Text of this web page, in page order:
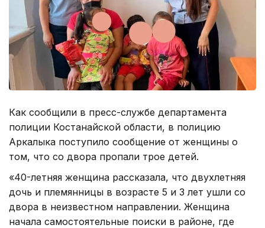
Как сообщили в пресс-службе департамента
полиции Костанайской области, в полицию
Аркалыка поступило сообщение от женщины о
том, что со двора пропали трое детей.
«40-летняя женщина рассказала, что двухлетняя
дочь и племянницы в возрасте 5 и 3 лет ушли со
двора в неизвестном направлении. Женщина
начала самостоятельные поиски в районе, где